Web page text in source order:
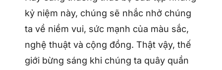
kỷ niệm này, chúng sẽ nhắc nhở chúng
ta về niềm vui, sức mạnh của màu sắc,
nghệ thuật và cộng đồng. Thật vậy, thế
giới bừng sáng khi chúng ta quây quần